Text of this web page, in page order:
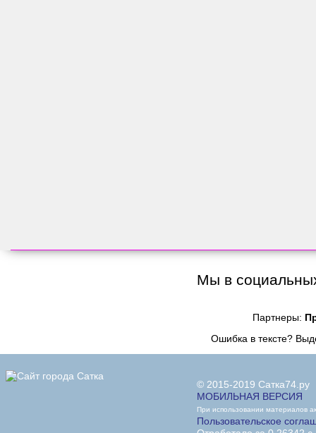
Мы в
Партнеры:
Ошибка в тексте?
© 2015-2019 Сатка74.ру
МОБИЛЬНАЯ ВЕРСИЯ
При использовании материалов
Пользовательское